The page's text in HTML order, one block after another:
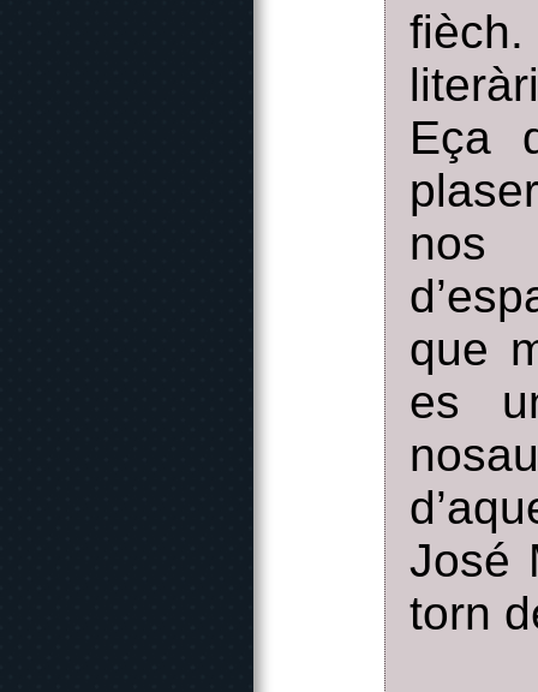
Eça
nos
que
es
José
torn